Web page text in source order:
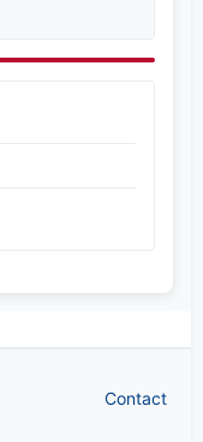
Contact